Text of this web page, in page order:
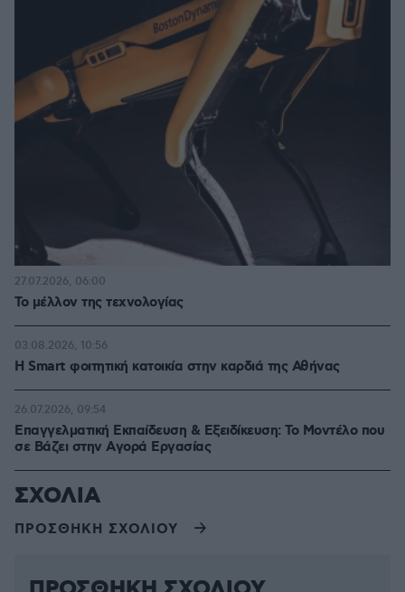
Το μέλλον της τεχνολογίας
27.07.2026, 06:00
Η Smart φοιτητική κατοικία στην καρδιά της Αθήνας
03.08.2026, 10:56
Επαγγελματική Εκπαίδευση & Εξειδίκευση: Το Mοντέλο που
σε Bάζει στην Aγορά Eργασίας
26.07.2026, 09:54
ΣΧΟΛΙΑ
ΠΡΟΣΘΗΚΗ ΣΧΟΛΙΟΥ